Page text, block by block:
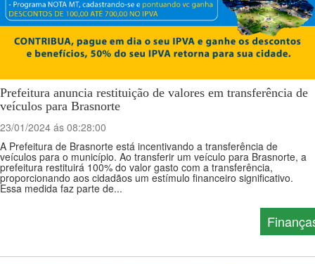
Prefeitura anuncia restituição de valores em transferência de
veículos para Brasnorte
23/01/2024 ás 08:28:00
A Prefeitura de Brasnorte está incentivando a transferência de
veículos para o município. Ao transferir um veículo para Brasnorte, a
prefeitura restituirá 100% do valor gasto com a transferência,
proporcionando aos cidadãos um estímulo financeiro significativo.
Essa medida faz parte de...